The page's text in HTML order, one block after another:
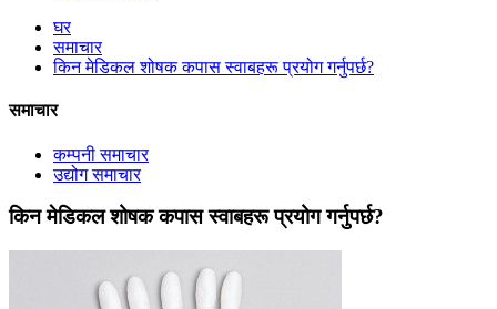
घर
समाचार
किन मेडिकल शोषक कपास स्वाबहरू प्रयोग गर्नुपर्छ?
समाचार
कम्पनी समाचार
उद्योग समाचार
किन मेडिकल शोषक कपास स्वाबहरू प्रयोग गर्नुपर्छ?